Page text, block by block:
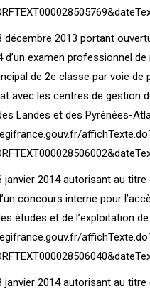
décembre 2013 portant
d’un examen professionnel
de 2e classe par voie de
avec les centres de gestion
Landes et des Pyrénées-
janvier 2014 autorisant au titre
concours interne pour
études et de l’exploitation de
janvier 2014 autorisant au titre